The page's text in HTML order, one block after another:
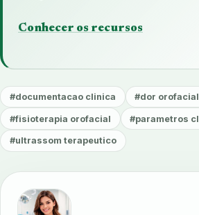
Conhecer os recursos
#documentacao clinica #dor orofacial
#fisioterapia orofacial #parametros
#ultrassom terapeutico